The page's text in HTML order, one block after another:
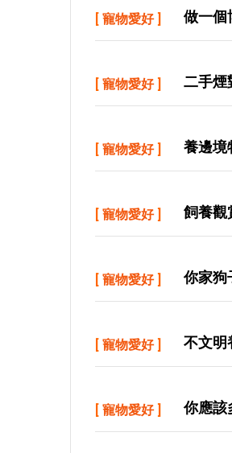
[ 寵物愛好] 做一個
[ 寵物愛好] 二手煙
[ 寵物愛好] 養邊境
[ 寵物愛好] 飼養觀
[ 寵物愛好] 你家狗
[ 寵物愛好] 不文明
[ 寵物愛好] 你應該